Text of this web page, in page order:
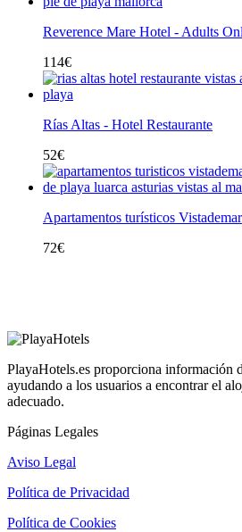
Reverence Mare Hotel - Adults
114€
Rías Altas - Hotel Restaurante
52€
Apartamentos turísticos Vistademar
72€
PlayaHotels.es proporciona información
ayudando a los usuarios a encontrar el
adecuado.
Páginas Legales
Aviso Legal
Política de Privacidad
Política de Cookies